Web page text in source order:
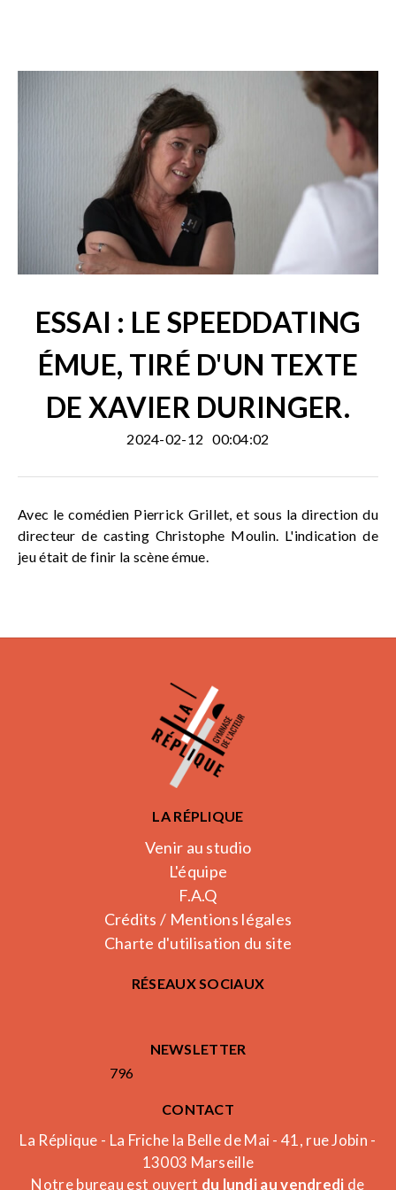
ESSAI : LE SPEEDDATING
ÉMUE, TIRÉ D'UN TEXTE
DE XAVIER DURINGER.
2024-02-12 00:04:02
Avec le comédien Pierrick Grillet, et sous la direction du
directeur de casting Christophe Moulin. L'indication de
jeu était de finir la scène émue.
LA RÉPLIQUE
Venir au studio
L'équipe
F.A.Q
Crédits / Mentions légales
Charte d'utilisation du site
RÉSEAUX SOCIAUX
NEWSLETTER
796
CONTACT
La Réplique - La Friche la Belle de Mai - 41, rue Jobin -
13003 Marseille
Notre bureau est ouvert du lundi au vendredi de